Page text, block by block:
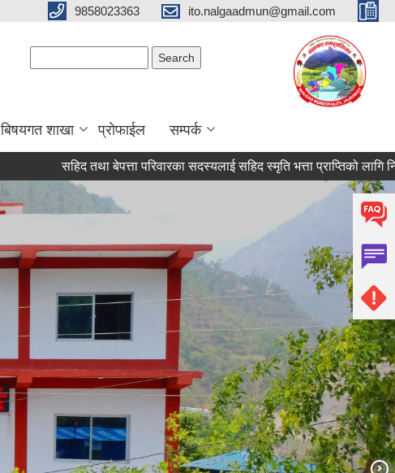
9858023363 ito.nalgaadmun@gmail.com
बिषयगत शाखा प्रोफाईल सम्पर्क
सहिद तथा बेपत्ता परिवारका सदस्यलाई सहिद स्मृति भत्ता प्राप्तिको लागि निवेदन